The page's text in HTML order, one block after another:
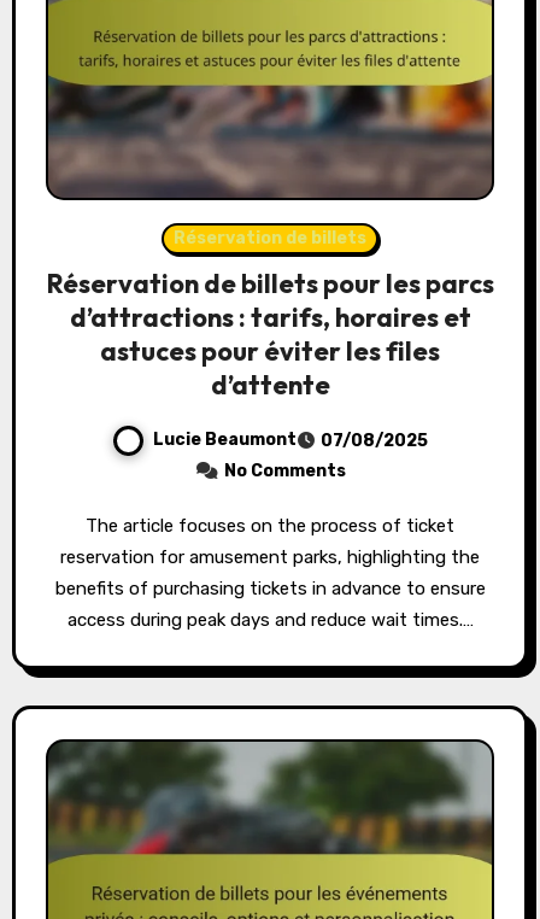
Réservation de billets
Réservation de billets pour les parcs
d’attractions : tarifs, horaires et
astuces pour éviter les files
d’attente
Lucie Beaumont
07/08/2025
No Comments
The article focuses on the process of ticket
reservation for amusement parks, highlighting the
benefits of purchasing tickets in advance to ensure
access during peak days and reduce wait times.…